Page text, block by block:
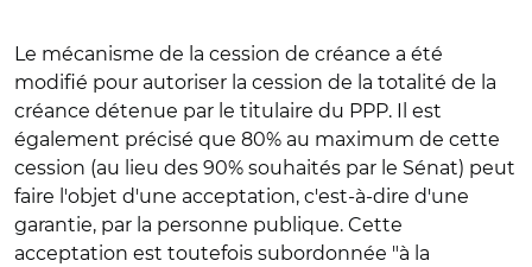
Le mécanisme de la cession de créance a été
modifié pour autoriser la cession de la totalité de la
créance détenue par le titulaire du PPP. Il est
également précisé que 80% au maximum de cette
cession (au lieu des 90% souhaités par le Sénat) peut
faire l'objet d'une acceptation, c'est-à-dire d'une
garantie, par la personne publique. Cette
acceptation est toutefois subordonnée "à la